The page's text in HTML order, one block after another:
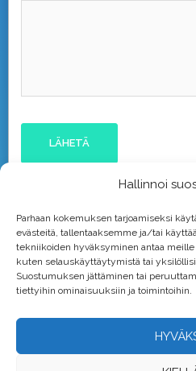
Hallinnoi
Parhaan kokemuksen tarjoamiseksi
evästeitä, tallentaaksemme ja/tai
tekniikoiden hyväksyminen antaa
kuten selauskäyttäytymistä tai
Suostumuksen jättäminen tai
tiettyihin ominaisuuksiin ja toimintoihin.